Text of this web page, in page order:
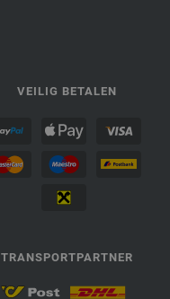
VEILIG BETALEN
TRANSPORTPARTNER